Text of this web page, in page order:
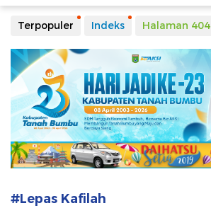
Terpopuler Indeks Halaman 404
#Lepas Kafilah